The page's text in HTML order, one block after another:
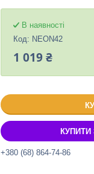
В наявності
Код: NEON42
1 019 ₴
КУПИТИ
+380 (68) 864-74-86